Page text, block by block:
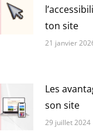
ton site
21 janvier
Les
son site
29 juillet 2024